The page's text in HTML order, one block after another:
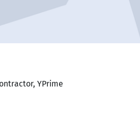
YPrime